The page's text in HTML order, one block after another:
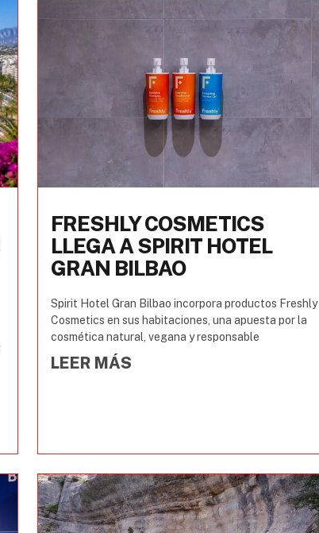
FRESHLY COSMETICS
LLEGA A SPIRIT HOTEL
GRAN BILBAO
Spirit Hotel Gran Bilbao incorpora productos Freshly
Cosmetics en sus habitaciones, una apuesta por la
cosmética natural, vegana y responsable
LEER MÁS